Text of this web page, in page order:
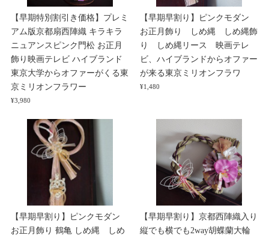
【早期特別割引き価格】プレミ
アム版京都扇西陣織 キラキラ
ニュアンスピンク門松 お正月
飾り映画テレビ ハイブランド
東京大学からオファーがくる東
京ミリオンフラワー
¥3,980
【早期早割り】ピンクモダン
お正月飾り しめ縄 しめ縄飾
り しめ縄リース 映画テレ
ビ、ハイブランドからオファー
が来る東京ミリオンフラワ
¥1,480
【早期早割り】ピンクモダン
お正月飾り 鶴亀 しめ縄 しめ
【早期早割り】京都西陣織入り
縦でも横でも2way胡蝶蘭大輪